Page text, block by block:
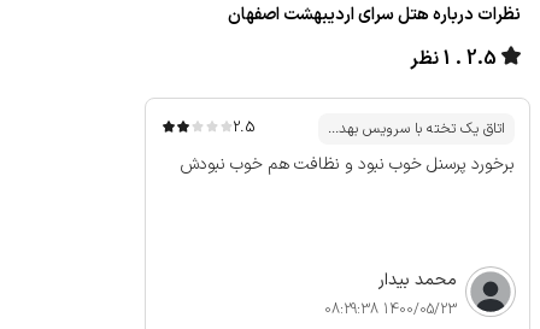
نظرات درباره هتل سرای اردیبهشت اصفهان
2.5 1 نظر
اتاق یک تخته با سرویس بهد... 2.5
برخورد پرسنل خوب نبود و نظافت هم خوب نبودش
محمد بیدار
1400/05/23 08:29:38